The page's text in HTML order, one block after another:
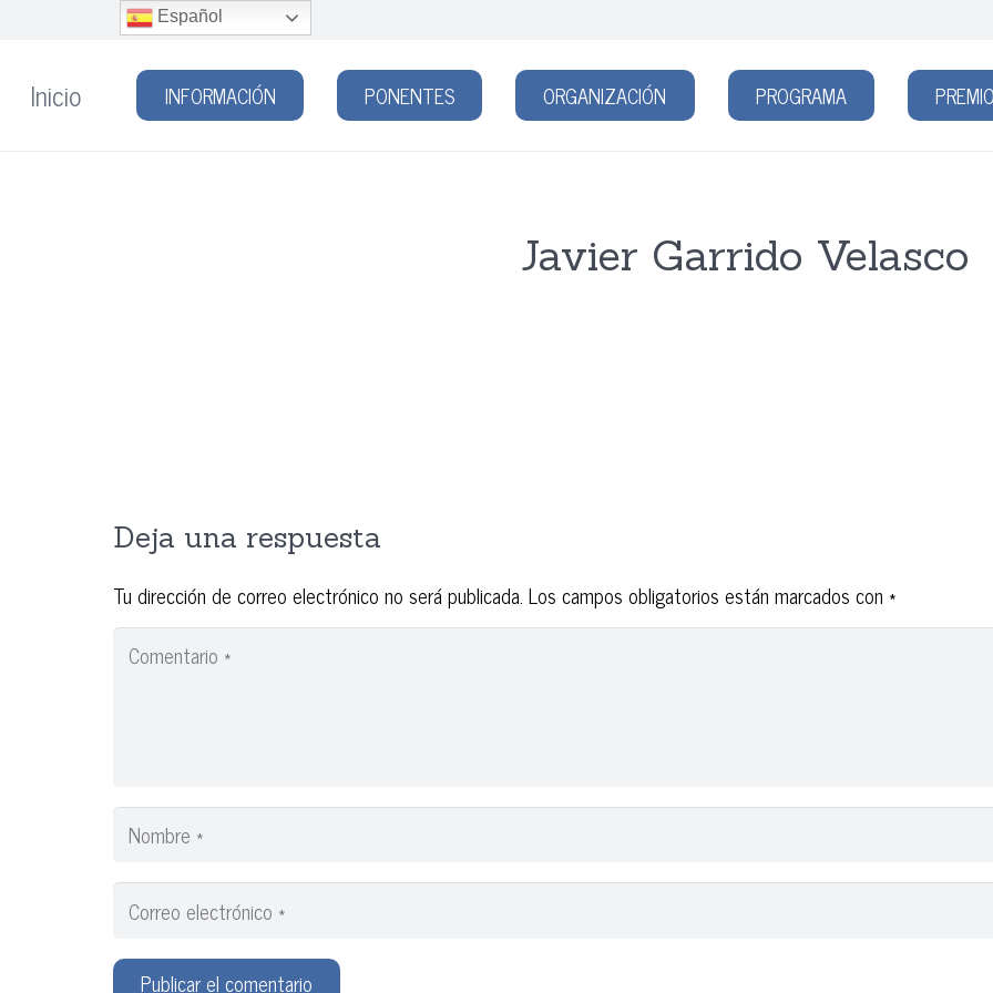
Inicio INFORMACIÓN PONENTES ORGANIZACIÓN PROGRAMA
Javier Garrido Velasco
Deja una respuesta
Tu dirección de correo electrónico no será publicada. Los campos obligatorios están marcados con *
Publicar el comentario
Español